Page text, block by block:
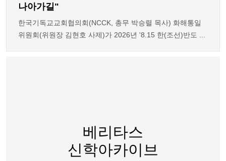
나아가길"
한국기독교교회협의회(NCCK, 총무 박승렬 목사) 화해통일
위원회(위원장 김현호 사제)가 2026년 '8.15 한(조선)반도 ...
베리타스
신학아카이브